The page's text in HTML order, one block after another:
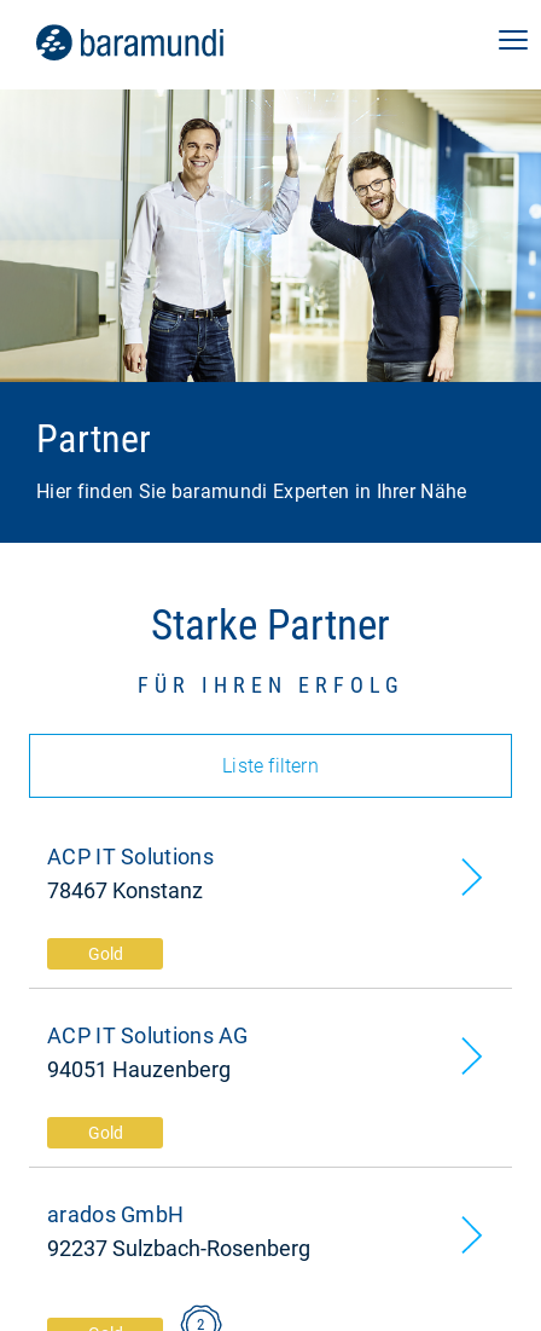
Partner
Hier finden Sie baramundi Experten in Ihrer Nähe
Starke Partner
FÜR IHREN ERFOLG
Liste filtern
ACP IT Solutions
78467 Konstanz
Gold
ACP IT Solutions AG
94051 Hauzenberg
Gold
arados GmbH
92237 Sulzbach-Rosenberg
2